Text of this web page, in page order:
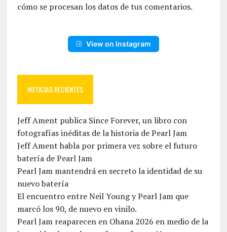
cómo se procesan los datos de tus comentarios.
View on Instagram
NOTICIAS RECIENTES
Jeff Ament publica Since Forever, un libro con
fotografías inéditas de la historia de Pearl Jam
Jeff Ament habla por primera vez sobre el futuro
batería de Pearl Jam
Pearl Jam mantendrá en secreto la identidad de su
nuevo batería
El encuentro entre Neil Young y Pearl Jam que
marcó los 90, de nuevo en vinilo.
Pearl Jam reaparecen en Ohana 2026 en medio de la